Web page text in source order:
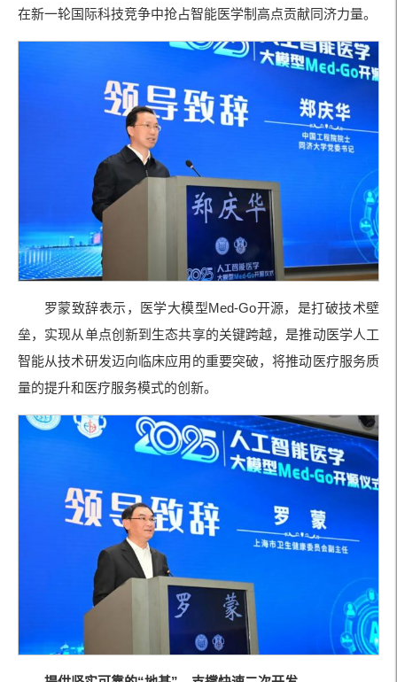
在新一轮国际科技竞争中抢占智能医学制高点贡献同济力量。
罗蒙致辞表示，医学大模型Med-Go开源，是打破技术壁
垒，实现从单点创新到生态共享的关键跨越，是推动医学人工
智能从技术研发迈向临床应用的重要突破，将推动医疗服务质
量的提升和医疗服务模式的创新。